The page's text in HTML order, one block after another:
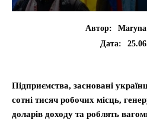
Автор:
Дата:
Підприємства, засновані
сотні тисяч робочих місць,
доларів доходу та роблять